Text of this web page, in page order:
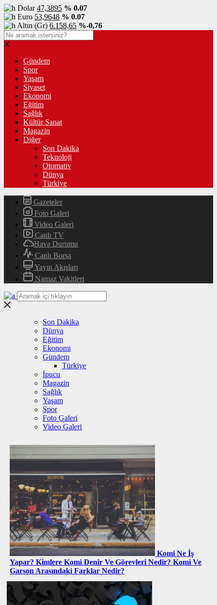
Dolar47,3895 % 0.07
Euro 53,9648 % 0.07
Altın (Gr) 6.158,65 %-0,76
Gündem
Spor
Yaşam
Siyaset
Ekonomi
Eğitim
Sağlık
Kültür Sanat
Magazin
Diğer
Son Dakika
Teknoloji
Otomativ
Dünya
Türkiye
Gazeteler
Foto Galeri
Video Galeri
Canlı TV
Hava Durumu
Canlı Borsa
Yayın Akışları
Namaz Vakitleri
Son Dakika
Dünya
Eğitim
Ekonomi
Gündem
Türkiye
İpucu
Magazin
Sağlık
Yaşam
Spor
Foto Galeri
Video Galeri
Komi Ne İş
Yapar? Kimlere Komi Denir Ve Görevleri Nedir? Komi Ve
Garson Arasındaki Farklar Nedir?